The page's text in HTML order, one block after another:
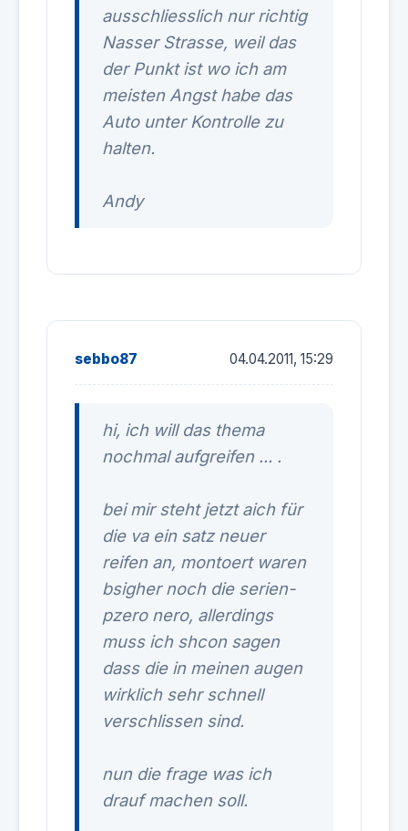
ausschliesslich nur richtig
Nasser Strasse, weil das
der Punkt ist wo ich am
meisten Angst habe das
Auto unter Kontrolle zu
halten.
Andy
sebbo87 04.04.2011, 15:29
hi, ich will das thema
nochmal aufgreifen ... .
bei mir steht jetzt aich für
die va ein satz neuer
reifen an, montoert waren
bsigher noch die serien-
pzero nero, allerdings
muss ich shcon sagen
dass die in meinen augen
wirklich sehr schnell
verschlissen sind.
nun die frage was ich
drauf machen soll.